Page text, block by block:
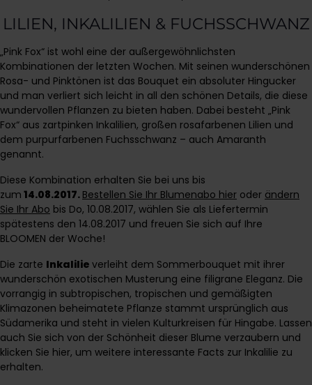
LILIEN, INKALILIEN & FUCHSSCHWANZ
„Pink Fox“ ist wohl eine der außergewöhnlichsten
Kombinationen der letzten Wochen. Mit seinen wunderschönen
Rosa- und Pinktönen ist das Bouquet ein absoluter Hingucker
und man verliert sich leicht in all den schönen Details, die diese
wundervollen Pflanzen zu bieten haben. Dabei besteht „Pink
Fox“ aus zartpinken Inkalilien, großen rosafarbenen Lilien und
dem purpurfarbenen Fuchsschwanz – auch Amaranth
genannt.
Diese Kombination erhalten Sie bei uns bis
zum 14.08.2017. Bestellen Sie Ihr Blumenabo hier oder ändern
Sie Ihr Abo bis Do, 10.08.2017, wählen Sie als Liefertermin
spätestens den 14.08.2017 und freuen Sie sich auf Ihre
BLOOMEN der Woche!
Die zarte Inkalilie verleiht dem Sommerbouquet mit ihrer
wunderschön exotischen Musterung eine filigrane Eleganz. Die
vorrangig in subtropischen, tropischen und gemäßigten
Klimazonen beheimatete Pflanze stammt ursprünglich aus
Südamerika und steht in vielen Kulturkreisen für Hingabe. Lassen
auch Sie sich von der Schönheit dieser Blume verzaubern und
klicken Sie hier, um weitere interessante Facts zur Inkalilie zu
erhalten.